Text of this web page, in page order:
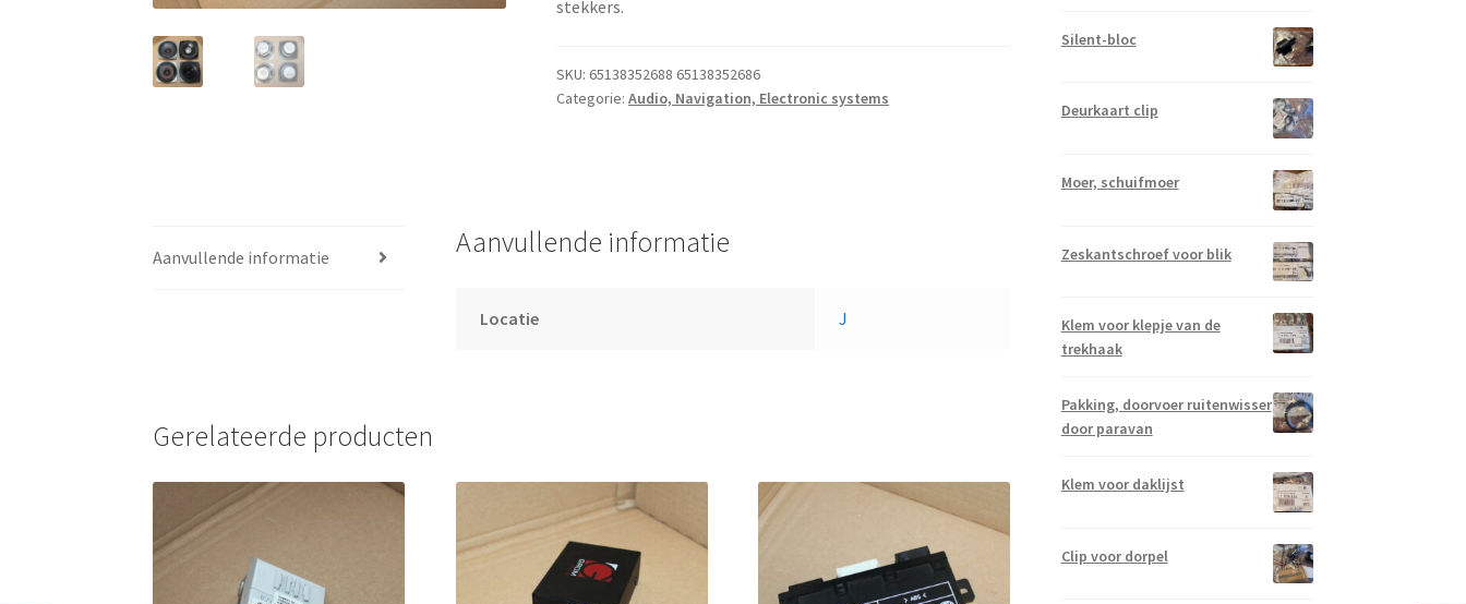
stekkers.
SKU: 65138352688 65138352686
Categorie:Audio, Navigation, Electronic systems
Aanvullende informatie Aanvullende informatie
Locatie J
Gerelateerde producten
Silent-bloc
Deurkaart clip
Moer, schuifmoer
Zeskantschroef voor blik
Klem voor klepje van de
trekhaak
Pakking, doorvoer ruitenwisser
door paravan
Klem voor daklijst
Clip voor dorpel